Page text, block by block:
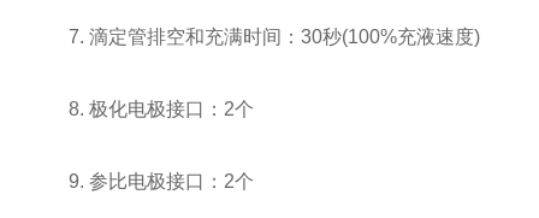
7. 滴定管排空和充满时间：30秒(100%充液速度)
8. 极化电极接口：2个
9. 参比电极接口：2个